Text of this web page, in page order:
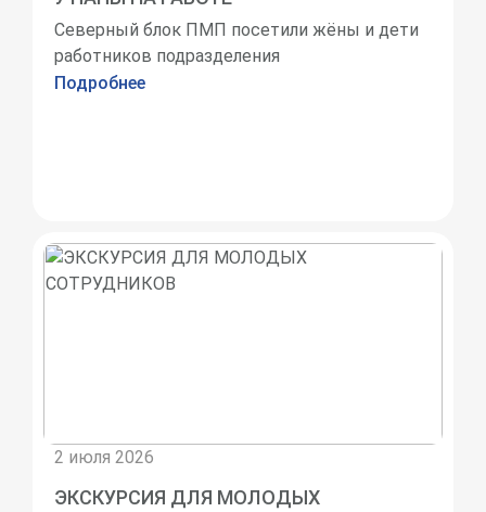
Северный блок ПМП посетили жёны и дети
работников подразделения
Подробнее
2 июля 2026
ЭКСКУРСИЯ ДЛЯ МОЛОДЫХ